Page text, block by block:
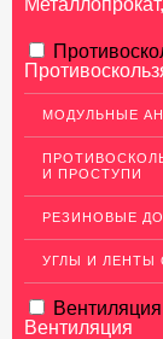
АЛЮМИНИЕВЫЙ
Алюминиевые
Гладкие
Рифленые
Алюминиевые
Алюминиевые
МОДУЛЬНЫЕ
И ПРОСТУПИ
РЕЗИНОВЫЕ
УГЛЫ И ЛЕНТЫ
Вентиляция
Вентиляция